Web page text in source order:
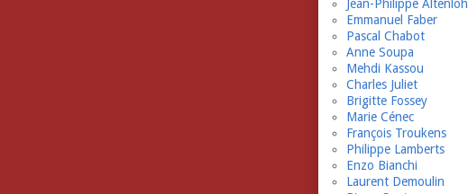
Jean-Philippe Altenloh
Emmanuel Faber
Pascal Chabot
Anne Soupa
Mehdi Kassou
Charles Juliet
Brigitte Fossey
Marie Cénec
François Troukens
Philippe Lamberts
Enzo Bianchi
Laurent Demoulin